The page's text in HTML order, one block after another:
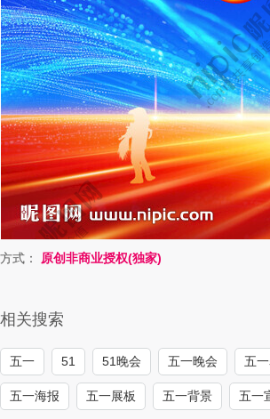
方式： 原创非商业授权(独家)
相关搜索
五一 51 51晚会 五一晚会 五
五一海报 五一展板 五一背景 五一